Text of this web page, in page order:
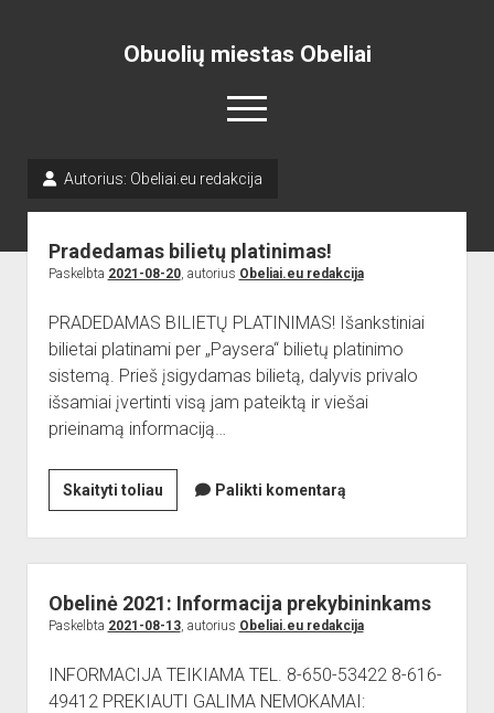
Obuolių miestas Obeliai
open
menu
dropdown
menu
Skelbimai
Projektai
open
Obelių paminklas
dropdown
menu
Lankytinos vietos
open
dropdown
menu
Bažnyčia
Muziejus
Obelių gimnazija
open
dropdown
menu
Gimnazistų naujienos
Gimnazistų kūryba
Kraštiečių kūryba
NUOTRAUKOS
menu
Sėlos Ramuva
Apie mus
open
dropdown
Sporto klubas
Paremkite Obelius
Autorius: Obeliai.eu redakcija
Pradedamas bilietų platinimas!
Paskelbta 2021-08-20, autorius Obeliai.eu redakcija
PRADEDAMAS BILIETŲ PLATINIMAS! Išankstiniai
bilietai platinami per „Paysera“ bilietų platinimo
sistemą. Prieš įsigydamas bilietą, dalyvis privalo
išsamiai įvertinti visą jam pateiktą ir viešai
prieinamą informaciją…
Skaityti toliauPradedamas
bilietų
platinimas!
Palikti komentarą
Obelinė 2021: Informacija prekybininkams
Paskelbta 2021-08-13, autorius Obeliai.eu redakcija
INFORMACIJA TEIKIAMA TEL. 8-650-53422 8-616-
49412 PREKIAUTI GALIMA NEMOKAMAI: